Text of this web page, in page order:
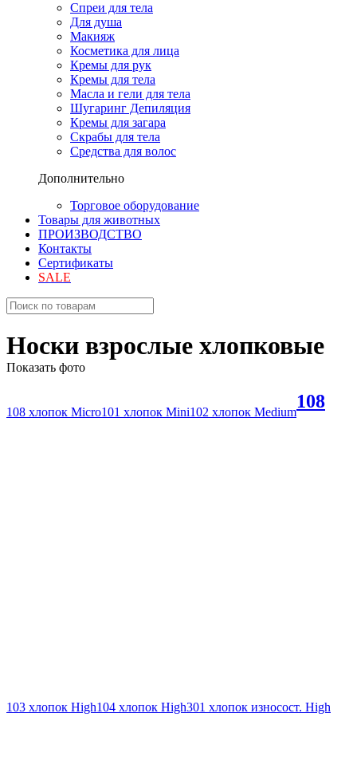
Спреи для тела
Для душа
Макияж
Косметика для лица
Кремы для рук
Кремы для тела
Масла и гели для тела
Шугаринг Депиляция
Кремы для загара
Скрабы для тела
Средства для волос
Дополнительно
Торговое оборудование
Товары для животных
ПРОИЗВОДСТВО
Контакты
Сертификаты
SALE
Носки взрослые хлопковые
Показать фото
108 хлопок Micro101 хлопок Mini102 хлопок Medium
103 хлопок High104 хлопок High301 хлопок износост. High
108